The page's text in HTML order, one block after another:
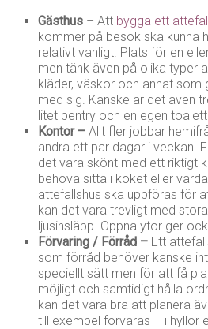
Gästhus – Att bygga ett
kommer på besök ska kunna
relativt vanligt. Plats för en
men tänk även på olika typer
kläder, väskor och annat som
med sig. Kanske är det även
litet pentry och en egen
Kontor –Allt fler jobbar
andra ett par dagar i veckan.
det vara skönt med ett riktigt
behöva sitta i köket eller
attefallshus ska uppföras för
kan det vara trevligt med
ljusinsläpp. Öppna ytor ger
Förvaring / Förråd – Ett
som förråd behöver kanske
speciellt sätt men för att få
möjligt och samtidigt hålla
kan det vara bra att planera
till exempel förvaras – i hyllor